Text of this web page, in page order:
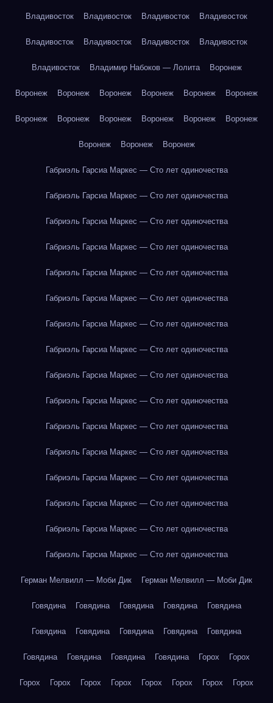
Владивосток Владивосток Владивосток Владивосток
Владивосток Владивосток Владивосток Владивосток
Владивосток Владимир Набоков — Лолита Воронеж
Воронеж Воронеж Воронеж Воронеж Воронеж Воронеж
Воронеж Воронеж Воронеж Воронеж Воронеж Воронеж
Воронеж Воронеж Воронеж
Габриэль Гарсиа Маркес — Сто лет одиночества
Габриэль Гарсиа Маркес — Сто лет одиночества
Габриэль Гарсиа Маркес — Сто лет одиночества
Габриэль Гарсиа Маркес — Сто лет одиночества
Габриэль Гарсиа Маркес — Сто лет одиночества
Габриэль Гарсиа Маркес — Сто лет одиночества
Габриэль Гарсиа Маркес — Сто лет одиночества
Габриэль Гарсиа Маркес — Сто лет одиночества
Габриэль Гарсиа Маркес — Сто лет одиночества
Габриэль Гарсиа Маркес — Сто лет одиночества
Габриэль Гарсиа Маркес — Сто лет одиночества
Габриэль Гарсиа Маркес — Сто лет одиночества
Габриэль Гарсиа Маркес — Сто лет одиночества
Габриэль Гарсиа Маркес — Сто лет одиночества
Габриэль Гарсиа Маркес — Сто лет одиночества
Габриэль Гарсиа Маркес — Сто лет одиночества
Герман Мелвилл — Моби Дик Герман Мелвилл — Моби Дик
Говядина Говядина Говядина Говядина Говядина
Говядина Говядина Говядина Говядина Говядина
Говядина Говядина Говядина Говядина Горох Горох
Горох Горох Горох Горох Горох Горох Горох Горох